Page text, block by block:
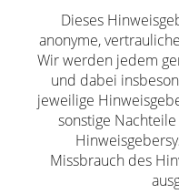
Dieses
anonyme,
Wir werden jedem
und dabei
jeweilige
sonstige
Missbrauch des